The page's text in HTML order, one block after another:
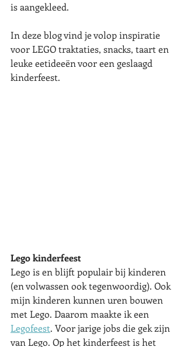
is aangekleed.
In deze blog vind je volop inspiratie
voor LEGO traktaties, snacks, taart en
leuke eetideeën voor een geslaagd
kinderfeest.
Lego kinderfeest
Lego is en blijft populair bij kinderen
(en volwassen ook tegenwoordig). Ook
mijn kinderen kunnen uren bouwen
met Lego. Daarom maakte ik een
Legofeest. Voor jarige jobs die gek zijn
van Lego. Op het kinderfeest is het